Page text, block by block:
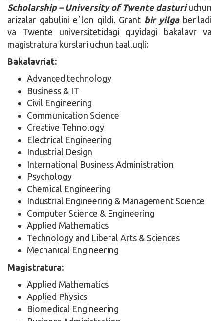
Scholarship – University of Twente dasturi uchun
arizalar qabulini eʼlon qildi. Grant bir yilga beriladi
va Twente universitetidagi quyidagi bakalavr va
magistratura kurslari uchun taalluqli:
Bakalavriat:
Advanced technology
Business & IT
Civil Engineering
Communication Science
Creative Tehnology
Electrical Engineering
Industrial Design
International Business Administration
Psychology
Chemical Engineering
Industrial Engineering & Management Science
Computer Science & Engineering
Applied Mathematics
Technology and Liberal Arts & Sciences
Mechanical Engineering
Magistratura:
Applied Mathematics
Applied Physics
Biomedical Engineering